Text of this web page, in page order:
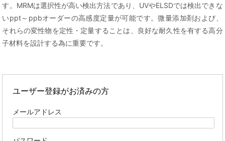
す。MRMは選択性が高い検出方法であり、UVやELSDでは検出できな
いppt～ppbオーダーの高感度定量が可能です。微量添加剤および、
それらの変性物を定性・定量することは、良好な耐久性を有する高分
子材料を設計する為に重要です。
ユーザー登録がお済みの方
メールアドレス